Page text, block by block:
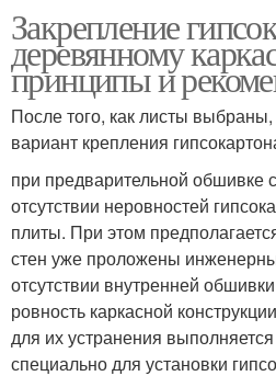
Закрепление
деревянному
принципы и
После того, как листы
вариант крепления
при предварительной обшивке
отсутствии неровностей
плиты. При этом
стен уже проложены
отсутствии внутренней
ровность каркасной
для их устранения
специально для установки